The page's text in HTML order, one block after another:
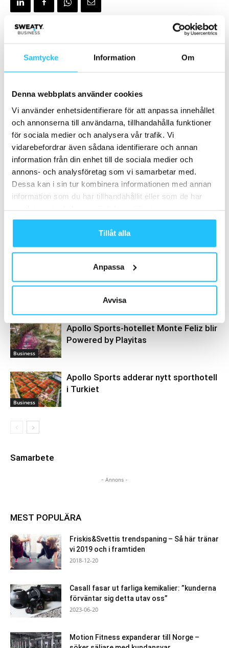
Samtycke Information Om
Denna webbplats använder cookies
Vi använder enhetsidentifierare för att anpassa innehållet
och annonserna till användarna, tillhandahålla funktioner
för sociala medier och analysera vår trafik. Vi
vidarebefordrar även sådana identifierare och annan
information från din enhet till de sociala medier och
annons- och analysföretag som vi samarbetar med.
Dessa kan i sin tur kombinera informationen med annan
information som du har tillhandahållit eller som de har
Tillåt alla
Anpassa
Avvisa
#sweatybusinesspod avsnitt
31 – Eric Ericson
i New York
Brian van den Brink
Relaterade artiklar
Hälften av svenskarna vill hålla formen
Business
Apollo Sports-hotellet Monte Feliz blir
Powered by Playitas
Business
Apollo Sports adderar nytt sporthotell
i Turkiet
Samarbete
- Annons -
MEST POPULÄRA
Friskis&Svettis trendspaning – Så här tränar
vi 2019 och i framtiden
2018-12-20
Casall fasar ut farliga kemikalier: ”kunderna
förväntar sig detta utav oss”
2023-06-20
Motion Fitness expanderar till Norge –